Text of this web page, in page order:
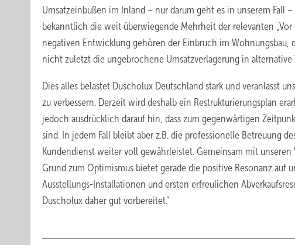
Umsatzeinbußen im Inland – nur darum geht es in unserem Fall
bekanntlich die weit überwiegende Mehrheit der relevanten
negativen Entwicklung gehören der Einbruch im
nicht zuletzt die ungebrochene Umsatzverlagerung in alternative
Dies alles belastet Duscholux Deutschland stark und veranlasst
zu verbessern. Derzeit wird deshalb ein Restrukturierungsplan
jedoch ausdrücklich darauf hin, dass zum gegenwärtigen
sind. In jedem Fall bleibt aber z.B. die professionelle Betreuung
Kundendienst weiter voll gewährleistet. Gemeinsam mit
Grund zum Optimismus bietet gerade die ­positive Resonanz auf
Ausstellungs-Installationen und ersten erfreulichen
Duscholux daher gut vorbereitet.“